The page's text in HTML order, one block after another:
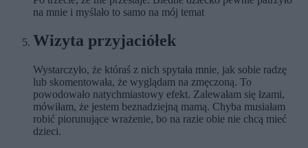
na mnie i myślało to samo na mój temat
Wizyta przyjaciółek
Wystarczyło, że któraś z nich spytała mnie, jak sobie radzę
lub skomentowała, że wyglądam na zmęczoną. To
powodowało natychmiastowy efekt. Zalewałam się łzami,
mówiłam, że jestem beznadziejną mamą. Chyba musiałam
robić piorunujące wrażenie, bo na razie obie nie chcą mieć
dzieci.